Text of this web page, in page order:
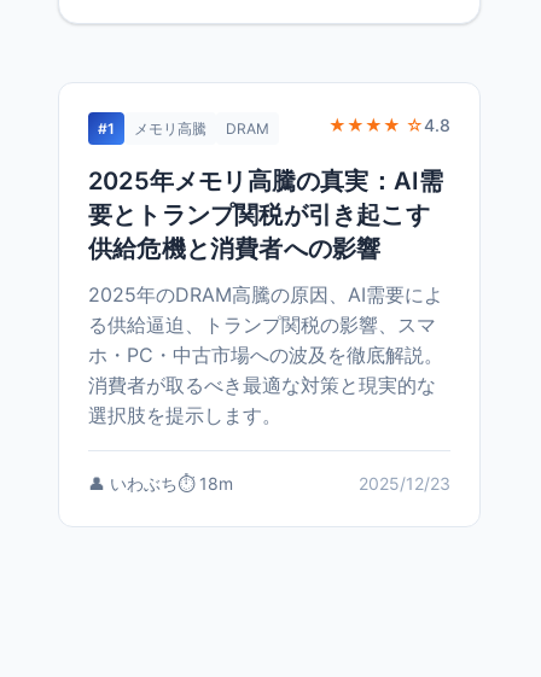
#1 メモリ高騰 DRAM ★★★★ ☆4.8
2025年メモリ高騰の真実：AI需
要とトランプ関税が引き起こす
供給危機と消費者への影響
2025年のDRAM高騰の原因、AI需要によ
る供給逼迫、トランプ関税の影響、スマ
ホ・PC・中古市場への波及を徹底解説。
消費者が取るべき最適な対策と現実的な
選択肢を提示します。
👤 いわぶち⏱️ 18m 2025/12/23